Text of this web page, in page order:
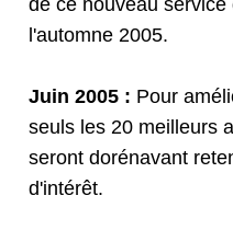
de ce nouveau
l'automne 2005.
Juin 2005 : Pour
seuls les 20 meilleurs
seront dorénavant
d'intérêt.